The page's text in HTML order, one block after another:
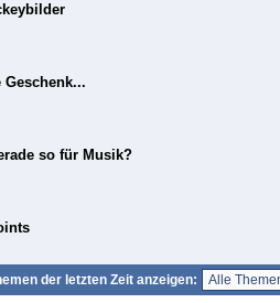
Geschenk...
so für Musik?
der letzten Zeit anzeigen: